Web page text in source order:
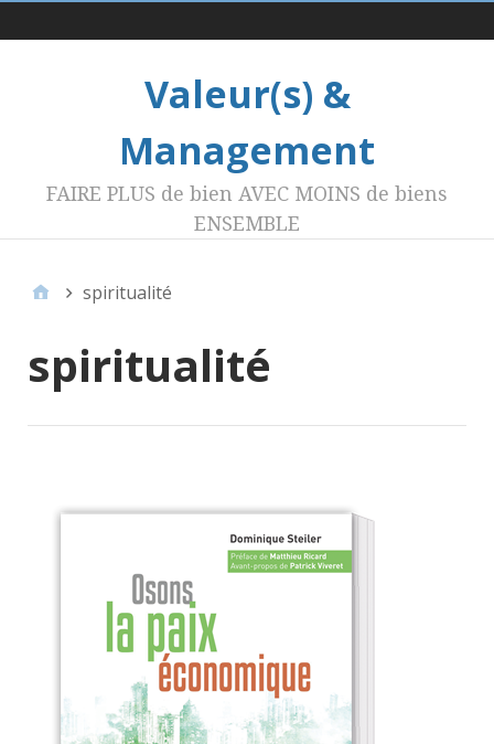
Menu 1
Valeur(s) &
Management
FAIRE PLUS de bien AVEC MOINS de biens
ENSEMBLE
spiritualité
spiritualité